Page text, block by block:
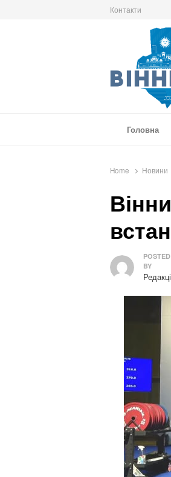
Контакти
Головна
Home Новини
Author
POSTED
BY